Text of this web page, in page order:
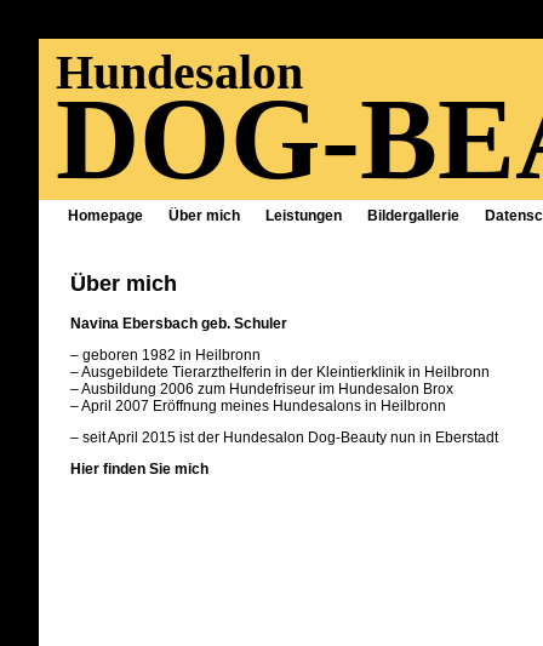
Hundesalon
DOG-
Homepage Über mich Leistungen Bildergallerie
Über mich
Navina Ebersbach geb. Schuler
– geboren 1982 in Heilbronn
– Ausgebildete Tierarzthelferin in der Kleintierklinik in Heilbronn
– Ausbildung 2006 zum Hundefriseur im Hundesalon Brox
– April 2007 Eröffnung meines Hundesalons in Heilbronn
– seit April 2015 ist der Hundesalon Dog-Beauty nun in Eberstadt
Hier finden Sie mich